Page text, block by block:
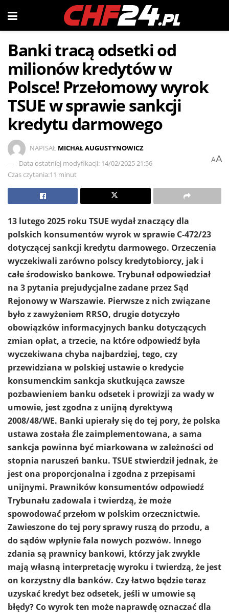
Banki tracą odsetki od
milionów kredytów w
Polsce! Przełomowy wyrok
TSUE w sprawie sankcji
kredytu darmowego
NAPISAŁ MICHAŁ AUGUSTYNOWICZ
Data ostatniej modyfikacji: 14/02/2025 21:56
Czas czytania:11 minut
AA
13 lutego 2025 roku TSUE wydał znaczący dla
polskich konsumentów wyrok w sprawie C-472/23
dotyczącej sankcji kredytu darmowego. Orzeczenia
wyczekiwali zarówno polscy kredytobiorcy, jak i
całe środowisko bankowe. Trybunał odpowiedział
na 3 pytania prejudycjalne zadane przez Sąd
Rejonowy w Warszawie. Pierwsze z nich związane
było z zawyżeniem RRSO, drugie dotyczyło
obowiązków informacyjnych banku dotyczących
zmian opłat, a trzecie, na które odpowiedź była
wyczekiwana chyba najbardziej, tego, czy
przewidziana w polskiej ustawie o kredycie
konsumenckim sankcja skutkująca zawsze
pozbawieniem banku odsetek i prowizji za wady w
umowie, jest zgodna z unijną dyrektywą
2008/48/WE. Banki upierały się do tej pory, że polska
ustawa została źle zaimplementowana, a sama
sankcja powinna być miarkowana w zależności od
stopnia naruszeń banku. TSUE stwierdził jednak, że
jest ona proporcjonalna i zgodna z przepisami
unijnymi. Prawników konsumentów odpowiedź
Trybunału zadowala i twierdzą, że może
spowodować przełom w polskim orzecznictwie.
Zawieszone do tej pory sprawy ruszą do przodu, a
do sądów wpłynie fala nowych pozwów. Innego
zdania są prawnicy bankowi, którzy jak zwykle
mają własną interpretację wyroku i twierdzą, że jest
on korzystny dla banków. Czy łatwo będzie teraz
uzyskać kredyt bez odsetek, jeśli w umowie są
błędy? Co wyrok ten może naprawdę oznaczać dla